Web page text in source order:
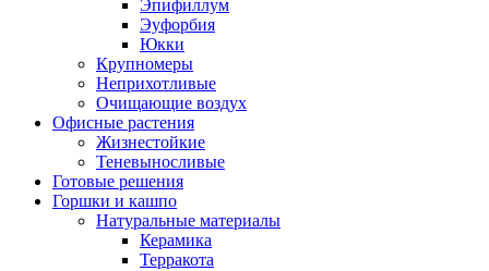
Эпифиллум
Эуфорбия
Юкки
Крупномеры
Неприхотливые
Очищающие воздух
Офисные растения
Жизнестойкие
Теневыносливые
Готовые решения
Горшки и кашпо
Натуральные материалы
Керамика
Терракота